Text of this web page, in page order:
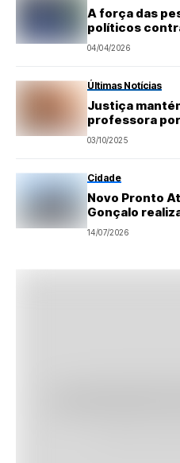
A força das
políticos
coincidência
04/04/2026
Últimas Notícias
Justiça
professora
limpar o
03/10/2025
Cidade
Novo Pronto
Gonçalo
atendimentos
funcionamento
14/07/2026